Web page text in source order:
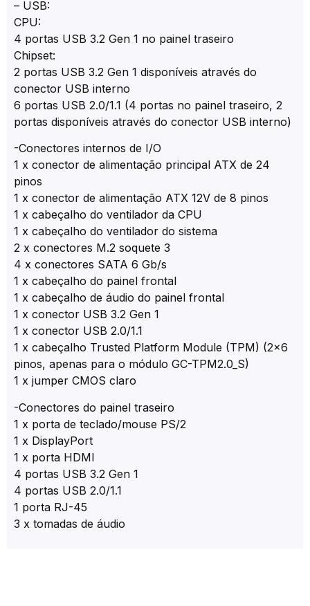
– USB:
CPU:
4 portas USB 3.2 Gen 1 no painel traseiro
Chipset:
2 portas USB 3.2 Gen 1 disponíveis através do
conector USB interno
6 portas USB 2.0/1.1 (4 portas no painel traseiro, 2
portas disponíveis através do conector USB interno)
-Conectores internos de I/O
1 x conector de alimentação principal ATX de 24
pinos
1 x conector de alimentação ATX 12V de 8 pinos
1 x cabeçalho do ventilador da CPU
1 x cabeçalho do ventilador do sistema
2 x conectores M.2 soquete 3
4 x conectores SATA 6 Gb/s
1 x cabeçalho do painel frontal
1 x cabeçalho de áudio do painel frontal
1 x conector USB 3.2 Gen 1
1 x conector USB 2.0/1.1
1 x cabeçalho Trusted Platform Module (TPM) (2×6
pinos, apenas para o módulo GC-TPM2.0_S)
1 x jumper CMOS claro
-Conectores do painel traseiro
1 x porta de teclado/mouse PS/2
1 x DisplayPort
1 x porta HDMI
4 portas USB 3.2 Gen 1
4 portas USB 2.0/1.1
1 porta RJ-45
3 x tomadas de áudio